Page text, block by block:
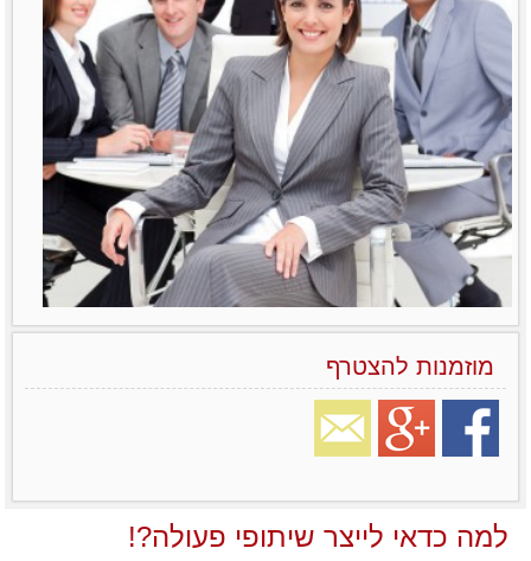
מוזמנות להצטרף
למה כדאי לייצר שיתופי פעולה?!